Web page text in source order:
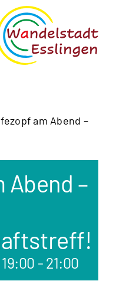
am Abend –
Abend –
- 21:00